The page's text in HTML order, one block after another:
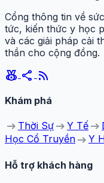
Cổng thông tin về
tức, kiến thức y học
và các giải pháp cải
thần cho cộng đồng.
social_leaderboard share rss_feed
Khám phá
arrow_right_alt Thời Sự arrow_right_alt Y Tế arrow_right_alt
Học Cổ Truyền arrow_right_alt Y
Hỗ trợ khách hàng